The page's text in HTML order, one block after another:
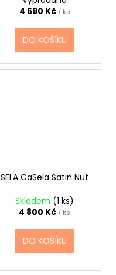
4 690 Kč / ks
DO KOŠÍKU
SELA CaSela Satin Nut
Skladem (1 ks)
4 800 Kč / ks
DO KOŠÍKU